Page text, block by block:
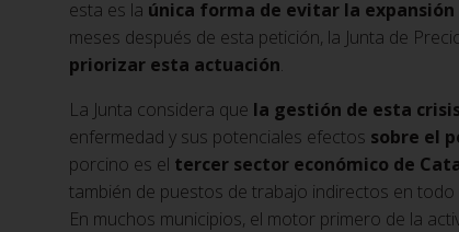
esta es la única forma de evitar la expansión
meses después de esta petición, la Junta de
priorizar esta actuación.
La Junta considera que la gestión de esta
enfermedad y sus potenciales efectos sobre el
porcino es el tercer sector económico de
también de puestos de trabajo indirectos en
En muchos municipios, el motor primero de la